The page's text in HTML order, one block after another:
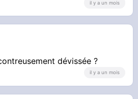
il y a un mois
dévissée ?
il y a un mois